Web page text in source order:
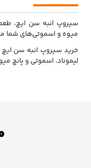
سیروپ انبه سن ایچ، طعم
میوه و اسموتی‌های شما
خرید سیروپ انبه سن ایچ
لیموناد، اسموتی و پانچ